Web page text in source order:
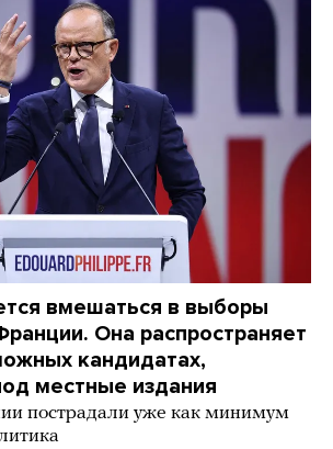
вмешаться в выборы
Она распространяет
кандидатах,
местные издания
пострадали уже как минимум